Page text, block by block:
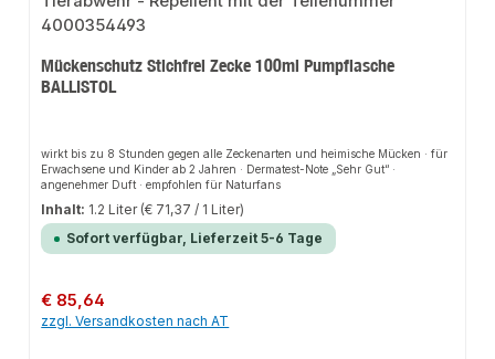
Mückenschutz Stichfrei Zecke 100ml Pumpflasche
BALLISTOL
wirkt bis zu 8 Stunden gegen alle Zeckenarten und heimische Mücken · für
Erwachsene und Kinder ab 2 Jahren · Dermatest-Note „Sehr Gut“ ·
angenehmer Duft · empfohlen für Naturfans
Inhalt: 1.2 Liter (€ 71,37 / 1 Liter)
Sofort verfügbar, Lieferzeit 5-6 Tage
Regulärer Preis:
€ 85,64
zzgl. Versandkosten nach AT